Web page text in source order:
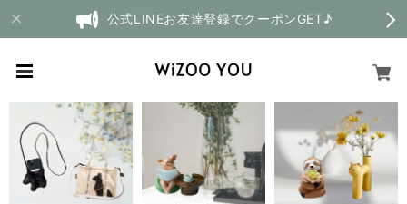
公式LINEお友達登録でクーポンGET♪